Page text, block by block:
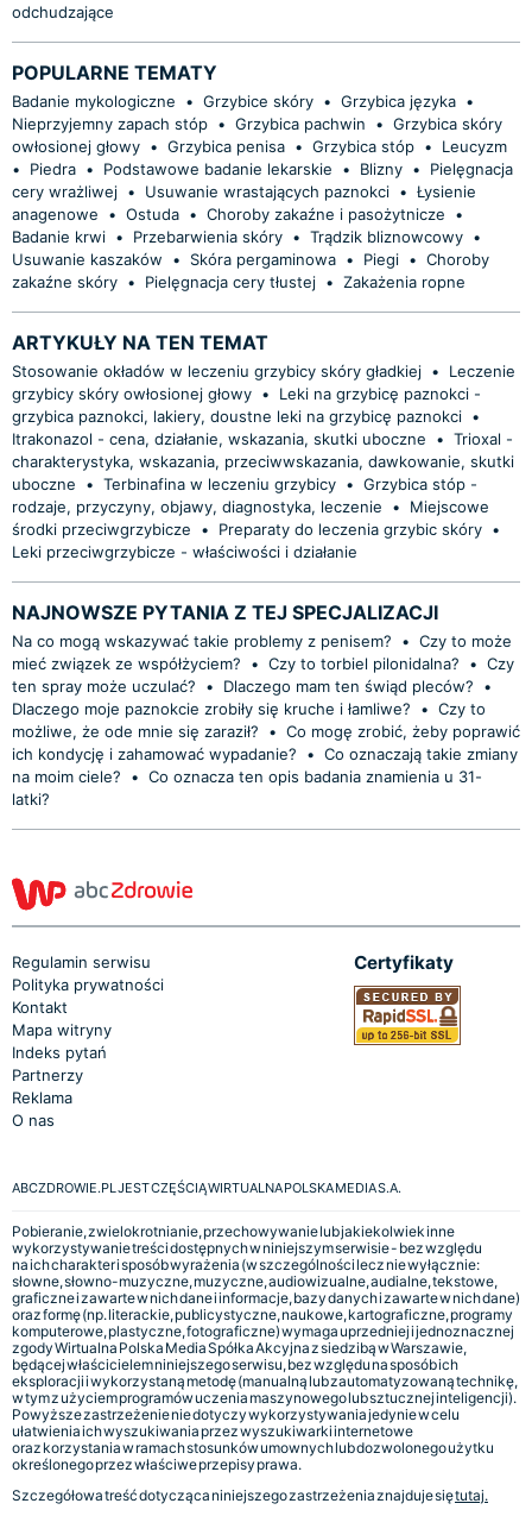
odchudzające
POPULARNE TEMATY
Badanie mykologiczne • Grzybice skóry • Grzybica języka •
Nieprzyjemny zapach stóp • Grzybica pachwin • Grzybica skóry
owłosionej głowy • Grzybica penisa • Grzybica stóp •
Leucyzm
•
Piedra • Podstawowe badanie lekarskie • Blizny •
Pielęgnacja
cery wrażliwej • Usuwanie wrastających paznokci • Łysienie
anagenowe
• Ostuda • Choroby zakaźne i pasożytnicze
•
Badanie krwi • Przebarwienia skóry • Trądzik bliznowcowy •
Usuwanie kaszaków
• Skóra pergaminowa • Piegi • Choroby
zakaźne skóry • Pielęgnacja cery tłustej • Zakażenia ropne
ARTYKUŁY NA TEN TEMAT
Stosowanie okładów w leczeniu grzybicy skóry gładkiej •
Leczenie
grzybicy skóry owłosionej głowy •
Leki na grzybicę paznokci -
grzybica paznokci, lakiery, doustne leki na grzybicę paznokci •
Itrakonazol - cena, działanie, wskazania, skutki uboczne
• Trioxal -
charakterystyka, wskazania, przeciwwskazania, dawkowanie, skutki
uboczne
• Terbinafina w leczeniu grzybicy • Grzybica stóp -
rodzaje, przyczyny, objawy, diagnostyka, leczenie
•
Miejscowe
środki przeciwgrzybicze
• Preparaty do leczenia grzybic skóry •
Leki przeciwgrzybicze - właściwości i działanie
NAJNOWSZE PYTANIA Z TEJ SPECJALIZACJI
Na co mogą wskazywać takie problemy z penisem? • Czy to może
mieć związek ze współżyciem?
• Czy to torbiel pilonidalna? • Czy
ten spray może uczulać?
• Dlaczego mam ten świąd pleców?
•
Dlaczego moje paznokcie zrobiły się kruche i łamliwe?
• Czy to
możliwe, że ode mnie się zaraził?
• Co mogę zrobić, żeby poprawić
ich kondycję i zahamować wypadanie?
• Co oznaczają takie zmiany
na moim ciele?
• Co oznacza ten opis badania znamienia u 31-
latki?
Regulamin serwisu
Polityka prywatności
Kontakt
Mapa witryny
Indeks pytań
Partnerzy
Reklama
O nas
Certyfikaty
ABCZDROWIE.PL JEST CZĘŚCIĄ WIRTUALNA POLSKA MEDIA S.A.
Pobieranie, zwielokrotnianie, przechowywanie lub jakiekolwiek inne
wykorzystywanie treści dostępnych w niniejszym serwisie - bez względu
na ich charakter i sposób wyrażenia (w szczególności lecz nie wyłącznie:
słowne, słowno-muzyczne, muzyczne, audiowizualne, audialne, tekstowe,
graficzne i zawarte w nich dane i informacje, bazy danych i zawarte w nich dane)
oraz formę (np. literackie, publicystyczne, naukowe, kartograficzne, programy
komputerowe, plastyczne, fotograficzne) wymaga uprzedniej i jednoznacznej
zgody Wirtualna Polska Media Spółka Akcyjna z siedzibą w Warszawie,
będącej właścicielem niniejszego serwisu, bez względu na sposób ich
eksploracji i wykorzystaną metodę (manualną lub zautomatyzowaną technikę,
w tym z użyciem programów uczenia maszynowego lub sztucznej inteligencji).
Powyższe zastrzeżenie nie dotyczy wykorzystywania jedynie w celu
ułatwienia ich wyszukiwania przez wyszukiwarki internetowe
oraz korzystania w ramach stosunków umownych lub dozwolonego użytku
określonego przez właściwe przepisy prawa.
Szczegółowa treść dotycząca niniejszego zastrzeżenia znajduje siętutaj.